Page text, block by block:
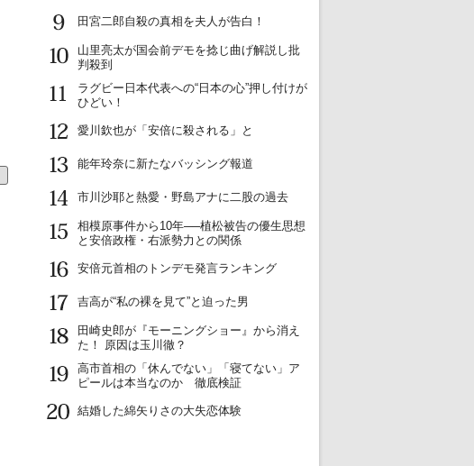
9
田宮二郎自殺の真相を夫人が告白！
10
山里亮太が国会前デモを捻じ曲げ解説し批
判殺到
11
ラグビー日本代表への“日本の心”押し付けが
ひどい！
12
愛川欽也が「安倍に殺される」と
13
能年玲奈に新たなバッシング報道
14
市川沙耶と熱愛・野島アナに二股の過去
15
相模原事件から10年──植松被告の優生思想
と安倍政権・右派勢力との関係
16
安倍元首相のトンデモ発言ランキング
17
吉高が“私の裸を見て”と迫った男
18
田崎史郎が『モーニングショー』から消え
た！ 原因は玉川徹？
19
高市首相の「休んでない」「寝てない」ア
ピールは本当なのか 徹底検証
20
結婚した綿矢りさの大失恋体験